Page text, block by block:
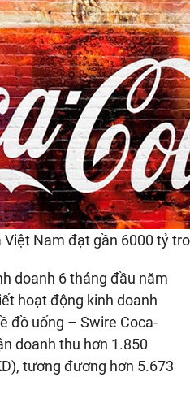
Việt Nam đạt gần 6000 tỷ
doanh 6 tháng đầu năm
hoạt động kinh doanh
đồ uống – Swire Coca-
doanh thu hơn 1.850
tương đương hơn 5.673